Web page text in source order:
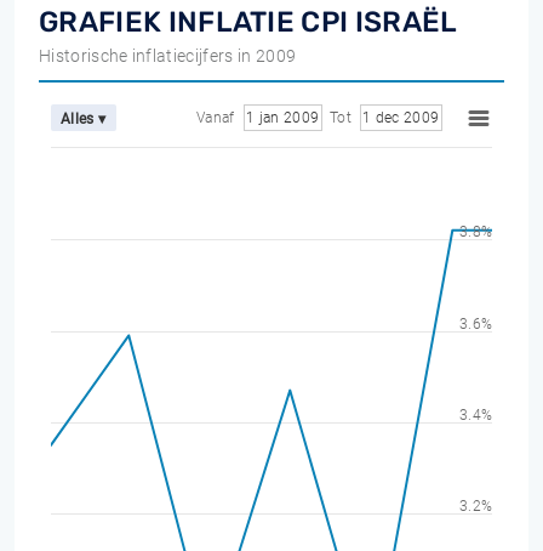
GRAFIEK INFLATIE CPI ISRAËL
Historische inflatiecijfers in 2009
Alles ▾ Vanaf 1 jan 2009 Tot 1 dec 2009
3.2%
3.4%
3.6%
3.8%